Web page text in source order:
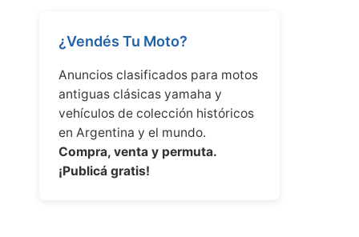
¿Vendés Tu Moto?
Anuncios clasificados para motos
antiguas clásicas yamaha y
vehículos de colección históricos
en Argentina y el mundo.
Compra, venta y permuta.
¡Publicá gratis!